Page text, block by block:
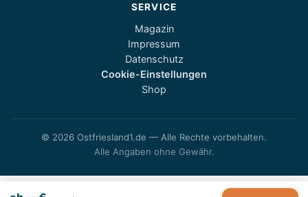
SERVICE
Magazin
Impressum
Datenschutz
Cookie-Einstellungen
Shop
© 2026 Ostfriesland1.de — Alle Rechte vorbehalten.
Alle Angaben ohne Gewähr.